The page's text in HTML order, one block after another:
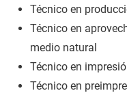
Técnico en
Técnico en
medio natural
Técnico en
Técnico en